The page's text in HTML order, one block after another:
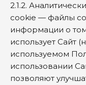
2.1.2.
cookie — файлы
информации о
использует Сайт
используемом
использовании
позволяют